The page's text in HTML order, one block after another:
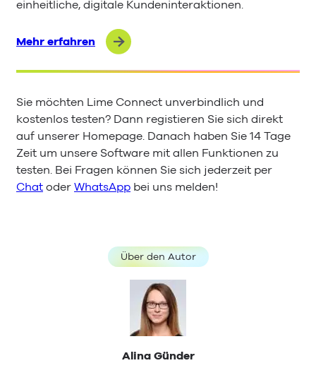
einheitliche, digitale Kundeninteraktionen.
Mehr erfahren
Sie möchten Lime Connect unverbindlich und
kostenlos testen? Dann registieren Sie sich direkt
auf unserer Homepage. Danach haben Sie 14 Tage
Zeit um unsere Software mit allen Funktionen zu
testen. Bei Fragen können Sie sich jederzeit per
ChatoderWhatsApp bei uns melden!
Über den Autor
Alina Günder